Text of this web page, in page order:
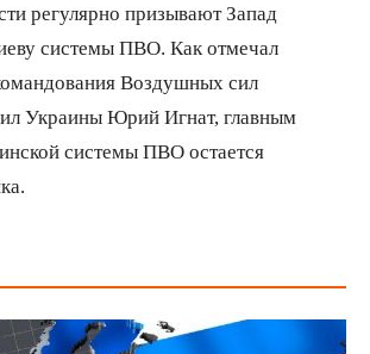
регулярно призывают Запад
системы ПВО. Как отмечал
Воздушных сил
Украины Юрий Игнат, главным
системы ПВО остается